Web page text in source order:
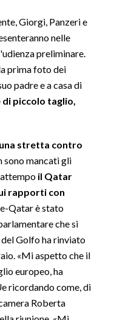
Giorgi, Panzeri e
nelle
preliminare.
prima foto dei
padre e a casa di
piccolo taglio,
una stretta contro
sono mancati gli
il Qatar
rapporti con
Qatar è stato
che si
Golfo ha rinviato
«Mi aspetto che il
europeo, ha
ricordando come, di
Roberta